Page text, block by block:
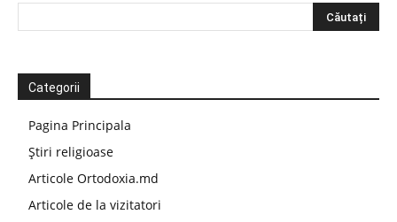
Categorii
Pagina Principala
Știri religioase
Articole Ortodoxia.md
Articole de la vizitatori